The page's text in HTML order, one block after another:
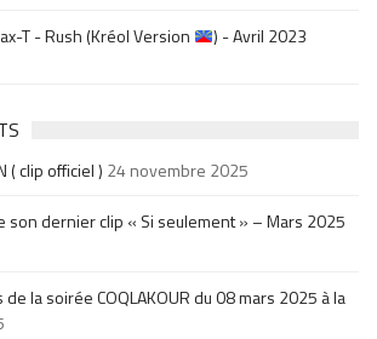
T - Rush (Kréol Version
) - Avril 2023
( clip officiel ) 24 novembre 2025
son dernier clip « Si seulement » – Mars 2025
la soirée COQLAKOUR du 08 mars 2025 à la